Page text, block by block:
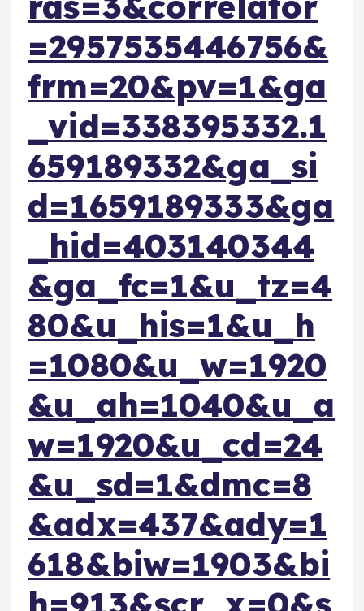
=2957535446756&
frm=20&pv=1&ga
_vid=338395332.1
659189332&ga_si
d=1659189333&ga
_hid=403140344
&ga_fc=1&u_tz=4
80&u_his=1&u_h
=1080&u_w=1920
&u_ah=1040&u_a
w=1920&u_cd=24
&u_sd=1&dmc=8
&adx=437&ady=1
618&biw=1903&bi